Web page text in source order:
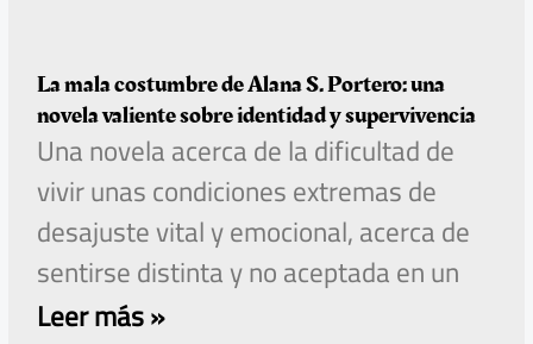
La mala costumbre de Alana S. Portero: una
novela valiente sobre identidad y supervivencia
Una novela acerca de la dificultad de
vivir unas condiciones extremas de
desajuste vital y emocional, acerca de
sentirse distinta y no aceptada en un
Leer más »